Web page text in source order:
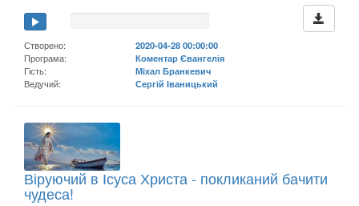
Створено:
2020-04-28 00:00:00
Програма:
Коментар Євангелія
Гість:
Міхал Бранкевич
Ведучий:
Сергій Іваницький
Віруючий в Ісуса Христа - покликаний бачити
чудеса!